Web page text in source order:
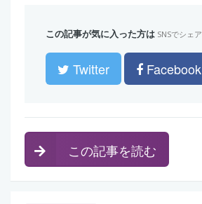
この記事が気に入った方は SNSでシェア
Twitter Facebook
この記事を読む